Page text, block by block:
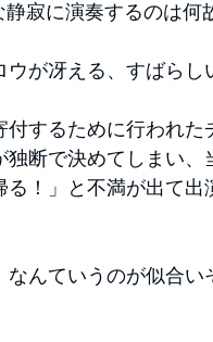
静寂に演奏するのは何
が冴える、すばらし
するために行われ
断で決めてしまい
！」と不満が出て出
んていうのが似合い